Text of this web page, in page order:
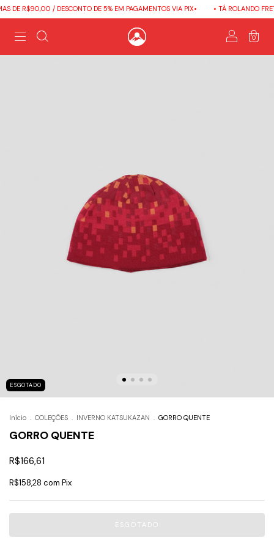
DE R$90,00 / DESCONTO DE 5% EM PAGAMENTOS VIA PIX• • TÁ ROLANDO
0
ESGOTADO
Início . COLEÇÕES . INVERNO KATSUKAZAN . GORRO QUENTE
GORRO QUENTE
R$166,61
R$158,28 com Pix